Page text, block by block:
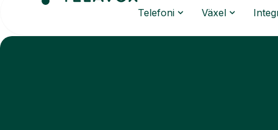
Telefoni Växel